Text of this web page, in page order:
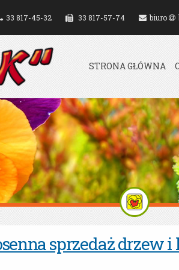
do
treści
33 817-45-32 33 817-57-74 biuro
STRONA GŁÓWNA
sprzedaż drzew